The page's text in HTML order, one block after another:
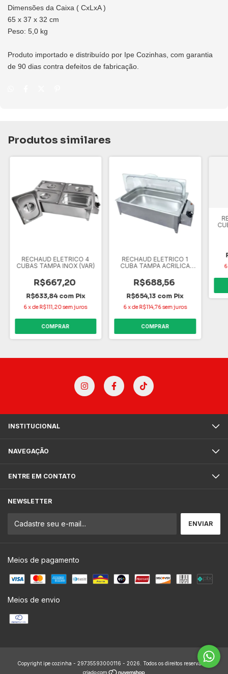
Dimensões da Caixa ( CxLxA )
65 x 37 x 32 cm
Peso: 5,0 kg
Produto importado e distribuído por Ipe Cozinhas, com garantia
de 90 dias contra defeitos de fabricação.
Produtos similares
RECHAUD ELETRICO 4
CUBAS TAMPA INOX (VAR)
R$667,20
R$633,84 com Pix
6 xde R$111,20 sem juros
COMPRAR
RECHAUD ELETRICO 1
CUBA TAMPA ACRILICA
R$688,56
R$654,13 com Pix
6xde R$114,76sem juros
COMPRAR
6
INSTITUCIONAL
NAVEGAÇÃO
ENTRE EM CONTATO
NEWSLETTER
Meios de pagamento
Meios de envio
Copyright ipe cozinha - 29735593000116 - 2026. Todos os direitos reservados.